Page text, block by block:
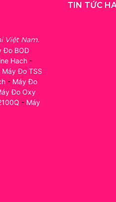
Việt Nam.
Đo BOD
Hach -
Máy Đo TSS
- Máy Đo
Đo Oxy
- Máy
TIN TỨC